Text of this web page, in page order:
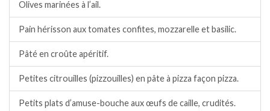
Olives marinées à l’ail.
Pain hérisson aux tomates confites, mozzarelle et basilic.
Pâté en croûte apéritif.
Petites citrouilles (pizzouilles) en pâte à pizza façon pizza.
Petits plats d’amuse-bouche aux œufs de caille, crudités.